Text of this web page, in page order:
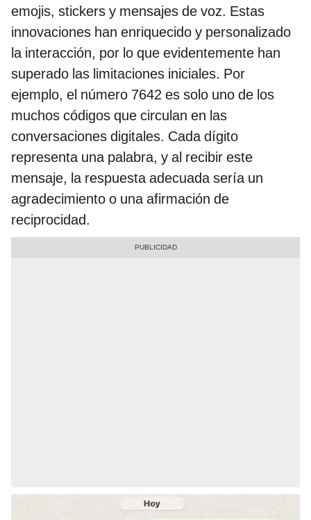
emojis, stickers y mensajes de voz. Estas
innovaciones han enriquecido y personalizado
la interacción, por lo que evidentemente han
superado las limitaciones iniciales. Por
ejemplo, el número 7642 es solo uno de los
muchos códigos que circulan en las
conversaciones digitales. Cada dígito
representa una palabra, y al recibir este
mensaje, la respuesta adecuada sería un
agradecimiento o una afirmación de
reciprocidad.